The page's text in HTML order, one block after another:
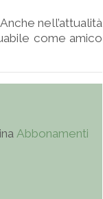
nell’attualità
come amico
Abbonamenti